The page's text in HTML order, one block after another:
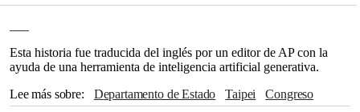
Esta historia fue traducida del inglés por un editor de AP con la
ayuda de una herramienta de inteligencia artificial generativa.
Lee más sobre
Departamento de Estado Taipei
Congreso